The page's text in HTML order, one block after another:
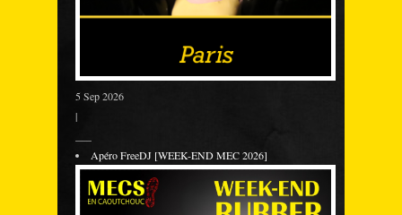
5 Sep 2026
|
Apéro FreeDJ [WEEK-END MEC 2026]